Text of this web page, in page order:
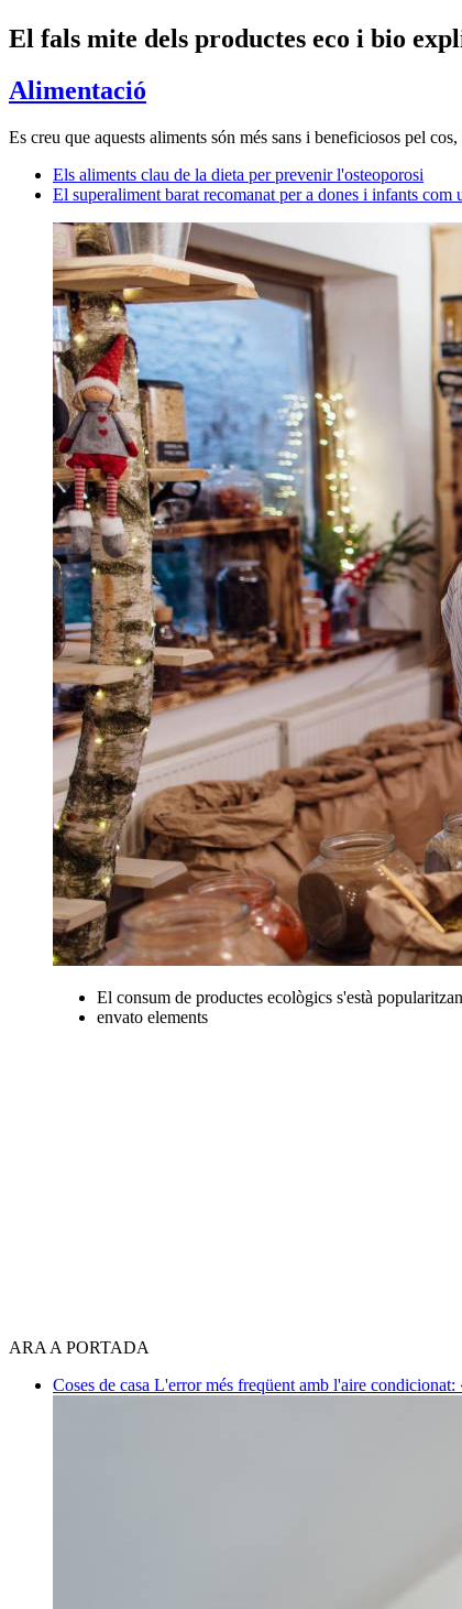
El fals mite dels productes eco i bio
Alimentació
Es creu que aquests aliments són més sans i beneficiosos pel
Els aliments clau de la dieta per prevenir l'osteoporosi
El superaliment barat recomanat per a dones i infants
El consum de productes ecològics s'està
envato elements
ARA A PORTADA
Coses de casa L'error més freqüent amb l'aire